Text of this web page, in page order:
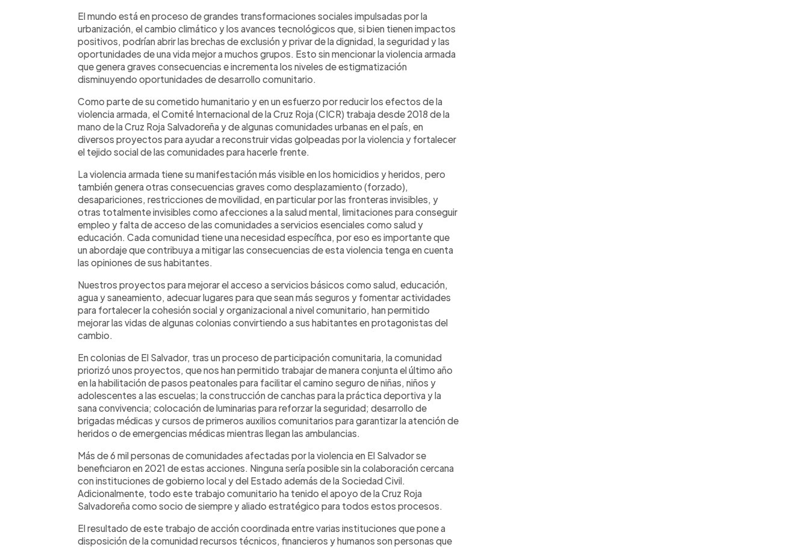
Escuchar artículo
El mundo está en proceso de grandes transformaciones sociales impulsadas por la
urbanización, el cambio climático y los avances tecnológicos que, si bien tienen impactos
positivos, podrían abrir las brechas de exclusión y privar de la dignidad, la seguridad y las
oportunidades de una vida mejor a muchos grupos. Esto sin mencionar la violencia armada
que genera graves consecuencias e incrementa los niveles de estigmatización
disminuyendo oportunidades de desarrollo comunitario.
Como parte de su cometido humanitario y en un esfuerzo por reducir los efectos de la
violencia armada, el Comité Internacional de la Cruz Roja (CICR) trabaja desde 2018 de la
mano de la Cruz Roja Salvadoreña y de algunas comunidades urbanas en el país, en
diversos proyectos para ayudar a reconstruir vidas golpeadas por la violencia y fortalecer
el tejido social de las comunidades para hacerle frente.
La violencia armada tiene su manifestación más visible en los homicidios y heridos, pero
también genera otras consecuencias graves como desplazamiento (forzado),
desapariciones, restricciones de movilidad, en particular por las fronteras invisibles, y
otras totalmente invisibles como afecciones a la salud mental, limitaciones para conseguir
empleo y falta de acceso de las comunidades a servicios esenciales como salud y
educación. Cada comunidad tiene una necesidad específica, por eso es importante que
un abordaje que contribuya a mitigar las consecuencias de esta violencia tenga en cuenta
las opiniones de sus habitantes.
Nuestros proyectos para mejorar el acceso a servicios básicos como salud, educación,
agua y saneamiento, adecuar lugares para que sean más seguros y fomentar actividades
para fortalecer la cohesión social y organizacional a nivel comunitario, han permitido
mejorar las vidas de algunas colonias convirtiendo a sus habitantes en protagonistas del
cambio.
En colonias de El Salvador, tras un proceso de participación comunitaria, la comunidad
priorizó unos proyectos, que nos han permitido trabajar de manera conjunta el último año
en la habilitación de pasos peatonales para facilitar el camino seguro de niñas, niños y
adolescentes a las escuelas; la construcción de canchas para la práctica deportiva y la
sana convivencia; colocación de luminarias para reforzar la seguridad; desarrollo de
brigadas médicas y cursos de primeros auxilios comunitarios para garantizar la atención de
heridos o de emergencias médicas mientras llegan las ambulancias.
Más de 6 mil personas de comunidades afectadas por la violencia en El Salvador se
beneficiaron en 2021 de estas acciones. Ninguna sería posible sin la colaboración cercana
con instituciones de gobierno local y del Estado además de la Sociedad Civil.
Adicionalmente, todo este trabajo comunitario ha tenido el apoyo de la Cruz Roja
Salvadoreña como socio de siempre y aliado estratégico para todos estos procesos.
El resultado de este trabajo de acción coordinada entre varias instituciones que pone a
disposición de la comunidad recursos técnicos, financieros y humanos son personas que